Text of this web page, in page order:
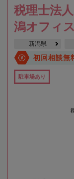
税理士法
潟オフィス
新潟県
初回相談無
駐車場あり